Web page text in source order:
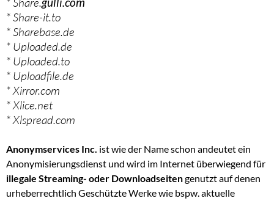
* Share-it.to
* Sharebase.de
* Uploaded.de
* Uploaded.to
* Uploadfile.de
* Xirror.com
* Xlice.net
* Xlspread.com
Anonymservices Inc. ist wie der Name schon andeutet ein
Anonymisierungsdienst und wird im Internet überwiegend für
illegale Streaming- oder Downloadseitengenutzt auf denen
urheberrechtlich Geschützte Werke wie bspw. aktuelle